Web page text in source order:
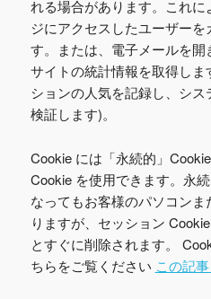
れる場合があります。これ
ジにアクセスしたユーザー
す。または、電子メールを
サイトの統計情報を取得し
ションの人気を記録し、シ
検証します)。
Cookie には「永続的」
Cookie を使用できます。永
なってもお客様のパソコン
りますが、セッション
とすぐに削除されます。
ちらをご覧ください この記事